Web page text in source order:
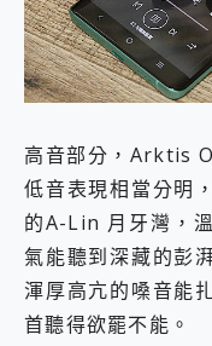
高音部分，Arktis
低音表現相當分明
的A-Lin 月牙灣，
氣能聽到深藏的彭
渾厚高亢的嗓音能
首聽得欲罷不能。